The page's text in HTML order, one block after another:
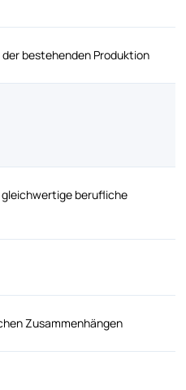
bestehenden Produktion
berufliche
Zusammenhängen